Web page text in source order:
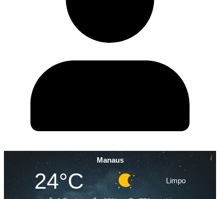
Manaus
24°C Limpo